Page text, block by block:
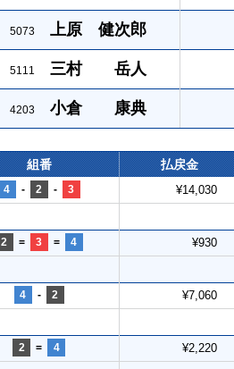
5073 上原 健次郎
5111 三村 岳人
4203 小倉 康典
組番 払戻金
4 - 2 - 3 ¥14,030
2 = 3 = 4 ¥930
4 - 2 ¥7,060
2 = 4 ¥2,220